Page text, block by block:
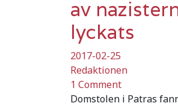
av
lyckats
2017-02-25
Redaktionen
1 Comment
Domstolen i Patras